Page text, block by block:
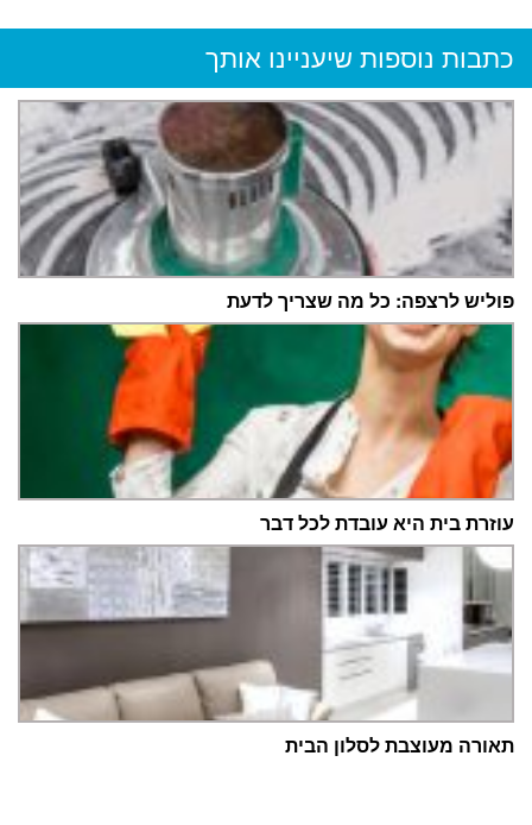
כתבות נוספות שיעניינו אותך
פוליש לרצפה: כל מה שצריך לדעת
עוזרת בית היא עובדת לכל דבר
תאורה מעוצבת לסלון הבית